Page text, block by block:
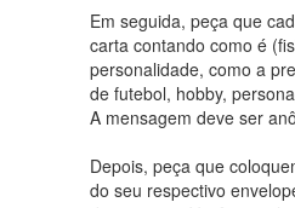
Em seguida, peça que
carta contando como é
personalidade, como a
de futebol, hobby,
A mensagem deve ser
Depois, peça que
do seu respectivo